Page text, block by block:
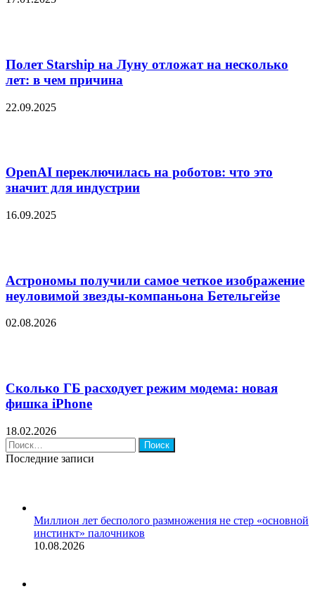
Полет Starship на Луну отложат на несколько
лет: в чем причина
22.09.2025
OpenAI переключилась на роботов: что это
значит для индустрии
16.09.2025
Астрономы получили самое четкое изображение
неуловимой звезды-компаньона Бетельгейзе
02.08.2026
Сколько ГБ расходует режим модема: новая
фишка iPhone
18.02.2026
Найти:
Последние записи
Миллион лет бесполого размножения не стер «основной
инстинкт» палочников
10.08.2026